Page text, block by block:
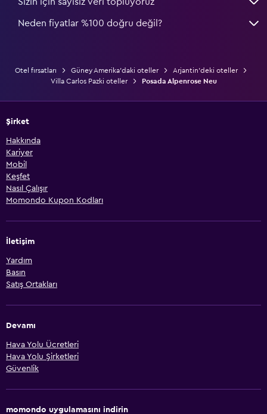
Neden fiyatlar %100 doğru değil?
Otel fırsatları Güney Amerika'daki oteller
Arjantin'deki oteller
Villa Carlos Pazki oteller
Posada Alpenrose Neu
Şirket
Hakkında
Kariyer
Mobil
Keşfet
Nasıl Çalışır
Momondo Kupon Kodları
İletişim
Yardım
Basın
Satış Ortakları
Devamı
Hava Yolu Ücretleri
Hava Yolu Şirketleri
Güvenlik
momondo uygulamasını indirin